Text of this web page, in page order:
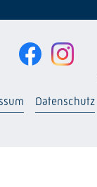
Datenschutz